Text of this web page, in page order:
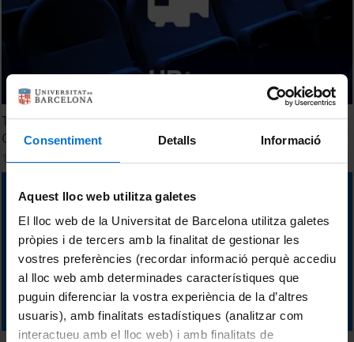
Consentiment Detalls Informació
Aquest lloc web utilitza galetes
El lloc web de la Universitat de Barcelona utilitza galetes
pròpies i de tercers amb la finalitat de gestionar les
vostres preferències (recordar informació perquè accediu
al lloc web amb determinades característiques que
puguin diferenciar la vostra experiència de la d’altres
usuaris), amb finalitats estadístiques (analitzar com
interactueu amb el lloc web) i amb finalitats de
The importance of "caganer". Environmental History of
Catalan agro-ecosystems